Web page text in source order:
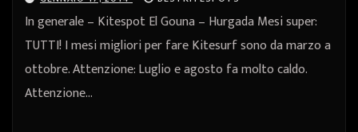
In generale – Kitespot El Gouna – Hurgada Mesi super:
TUTTI! I mesi migliori per fare Kitesurf sono da marzo a
ottobre. Attenzione: Luglio e agosto fa molto caldo.
Attenzione…